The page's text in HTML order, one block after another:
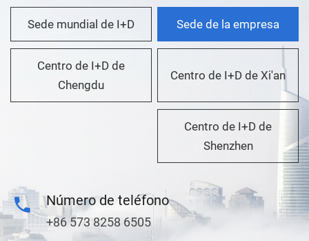
Sede de la empresa
Sede mundial de I+D
Centro de I+D de Xi'an
Centro de I+D de
Chengdu
Centro de I+D de
Shenzhen
Número de teléfono
+86 573 8258 6505